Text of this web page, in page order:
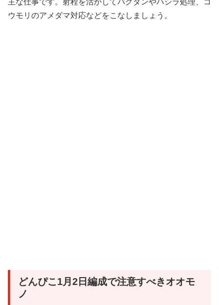
主な仕事です。射程を活かしてバクダンやハシラ処理、コ
ウモリのアメダマ対応などをこなしましょう。
どんぴこ1月2日編成で注意すべきオオモ
ノ